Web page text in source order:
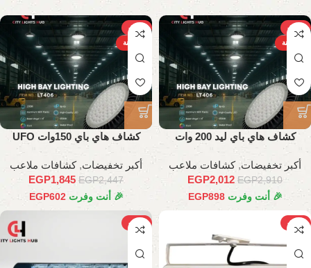
-31%
الساخنة
كشاف هاي باي ليد 200 وات
أكبر تخفيضات,كشافات ملاعب
EGP2,910
EGP2,012
🎉 أنت وفرت EGP898
-25%
الساخنة
كشاف هاي باي 150وات UFO
أكبر تخفيضات,كشافات ملاعب
EGP2,447
EGP1,845
🎉 أنت وفرت EGP602
-37%
-48%